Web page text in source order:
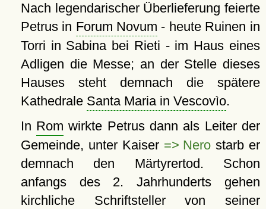
Nach legendarischer Überlieferung feierte
Petrus in Forum Novum - heute Ruinen in
Torri in Sabina bei Rieti - im Haus eines
Adligen die Messe; an der Stelle dieses
Hauses steht demnach die spätere
Kathedrale Santa Maria in Vescovìo.
In Rom wirkte Petrus dann als Leiter der
Gemeinde, unter Kaiser => Nerostarb er
demnach den Märtyrertod. Schon
anfangs des 2. Jahrhunderts gehen
kirchliche Schriftsteller von seiner